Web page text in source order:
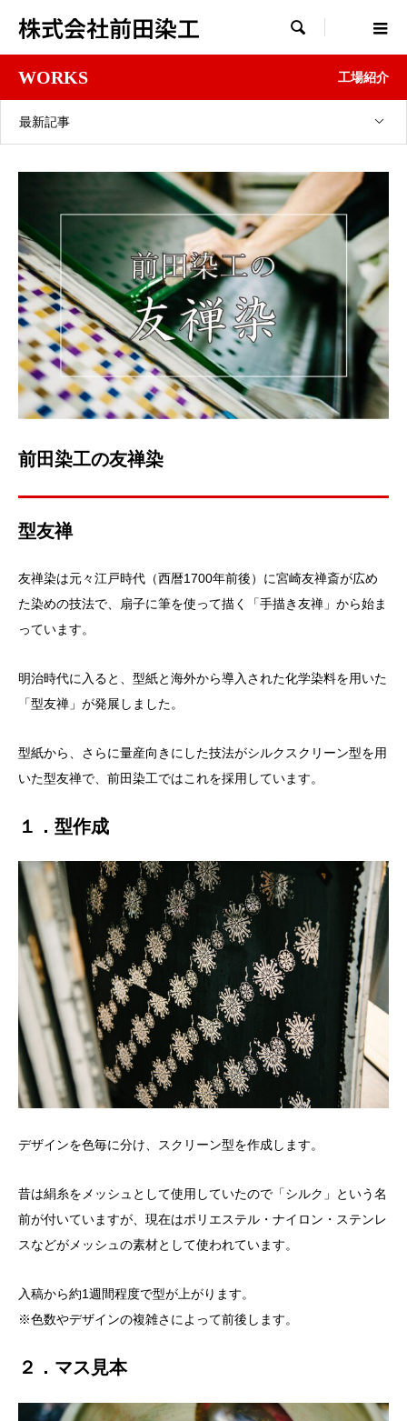
株式会社前田染工 
WORKS 工場紹介
最新記事
前田染工の友禅染
型友禅
友禅染は元々江戸時代（西暦1700年前後）に宮崎友禅斎が広め
た染めの技法で、扇子に筆を使って描く「手描き友禅」から始ま
っています。
明治時代に入ると、型紙と海外から導入された化学染料を用いた
「型友禅」が発展しました。
型紙から、さらに量産向きにした技法がシルクスクリーン型を用
いた型友禅で、前田染工ではこれを採用しています。
１．型作成
デザインを色毎に分け、スクリーン型を作成します。
昔は絹糸をメッシュとして使用していたので「シルク」という名
前が付いていますが、現在はポリエステル・ナイロン・ステンレ
スなどがメッシュの素材として使われています。
入稿から約1週間程度で型が上がります。
※色数やデザインの複雑さによって前後します。
２．マス見本